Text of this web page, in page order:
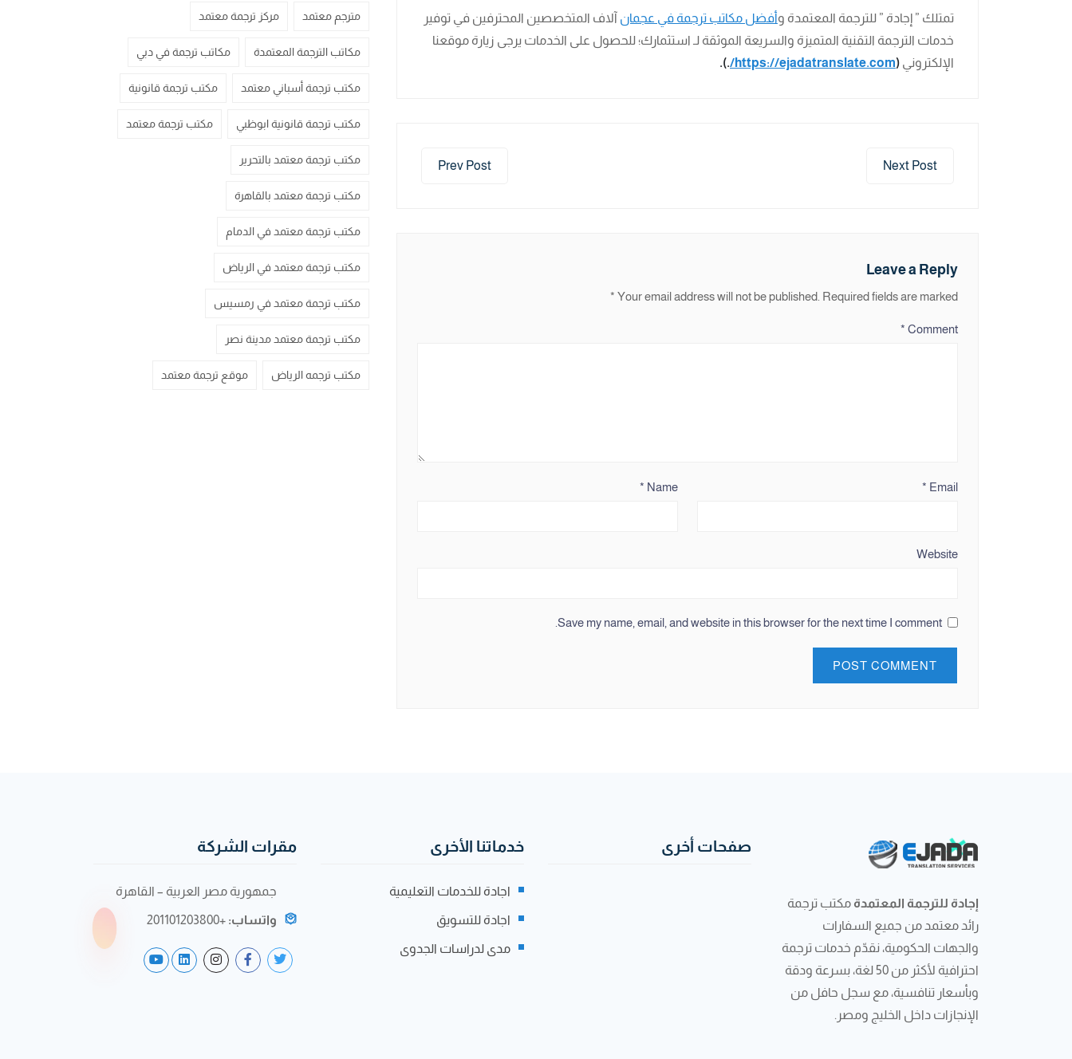
تمتلك ” إجادة ” للترجمة المعتمدة وأفضل مكاتب ترجمة في عجمان آلاف المتخصصين المحترفين في توفير
خدمات الترجمة التقنية المتميزة والسريعة الموثقة لـ استثمارك؛ للحصول على الخدمات يرجى زيارة موقعنا
الإلكتروني (
https://ejadatranslate.com/
.).
Prev Post Next Post
Leave a Reply
Your email address will not be published. Required fields are marked
*
Comment
*
Name
* Email
*
Website
Save my name, email, and website in this browser for the next time I comment.
مترجم معتمد مركز ترجمة معتمد
مكاتب الترجمة المعتمدة مكاتب ترجمة في دبي
مكتب ترجمة أسباني معتمد مكتب ترجمة قانونية
مكتب ترجمة قانونية ابوظبي مكتب ترجمة معتمد
مكتب ترجمة معتمد بالتحرير
مكتب ترجمة معتمد بالقاهرة
مكتب ترجمة معتمد في الدمام
مكتب ترجمة معتمد في الرياض
مكتب ترجمة معتمد في رمسيس
مكتب ترجمة معتمد مدينة نصر
مكتب ترجمه الرياض موقع ترجمة معتمد
إجادة للترجمة المعتمدة مكتب ترجمة
رائد معتمد من جميع السفارات
والجهات الحكومية، نقدّم خدمات ترجمة
احترافية لأكثر من 50 لغة، بسرعة ودقة
وبأسعار تنافسية، مع سجل حافل من
الإنجازات داخل الخليج ومصر.
صفحات أخرى خدماتنا الأخرى
اجادة للخدمات التعليمية
اجادة للتسويق
مدى لدراسات الجدوى
مقرات الشركة
جمهورية مصر العربية – القاهرة
واتساب: +201101203800